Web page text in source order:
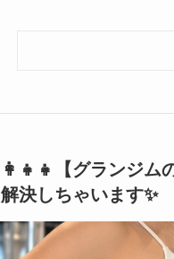
👩‍👧‍👧【グランジム
解決しちゃいます✨